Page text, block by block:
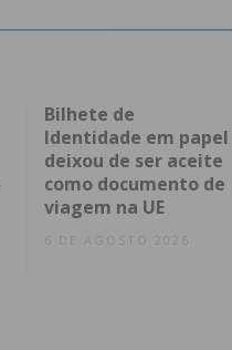
Bilhete de
Identidade em papel
deixou de ser aceite
como documento de
viagem na UE
6 DE AGOSTO 2026